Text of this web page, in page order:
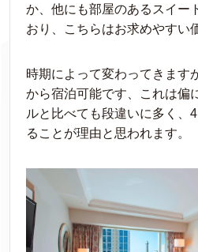
か、他にも部屋のあるスイー
おり、こちらはお求めやすい
時期によって変わってきます
から宿泊可能です、これは偏
ルと比べても段違いに多く、
ることが理由と思われます。